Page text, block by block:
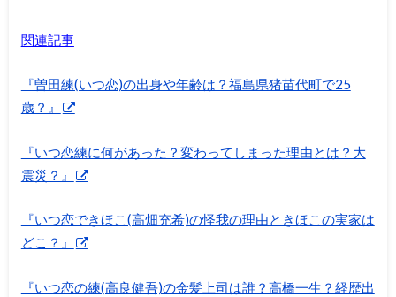
関連記事
『曽田練(いつ恋)の出身や年齢は？福島県猪苗代町で25
歳？』
『いつ恋練に何があった？変わってしまった理由とは？大
震災？』
『いつ恋できほこ(高畑充希)の怪我の理由ときほこの実家は
どこ？』
『いつ恋の練(高良健吾)の金髪上司は誰？高橋一生？経歴出